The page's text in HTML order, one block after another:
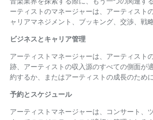
ーティストのマネージャーは、アーティスト
ャリアマネジメント、ブッキング、交渉、戦
ビジネスとキャリア管理
アーティストマネージャーは、アーティスト
跡、アーティストの収入源のすべての側面が
約するか、またはアーティストの成長のため
予約とスケジュール
アーティストマネージャーは、コンサート、